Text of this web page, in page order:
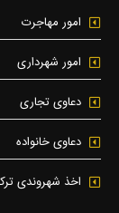
امور مهاجرت
امور شهرداری
دعاوی تجاری
دعاوی خانواده
اخذ شهروندی